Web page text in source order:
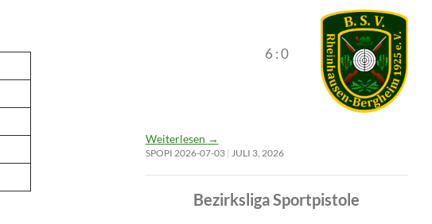
6 : 0
Weiterlesen →
SPOPI 2026-07-03 JULI 3, 2026
Bezirksliga Sportpistole